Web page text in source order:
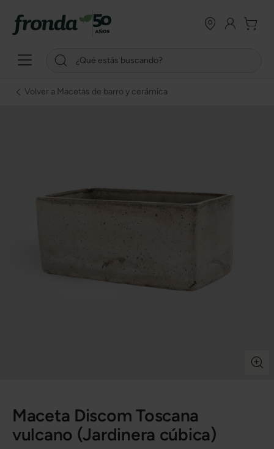
Volver a Macetas de barro y cerámica
Maceta Discom Toscana
vulcano (Jardinera cúbica)